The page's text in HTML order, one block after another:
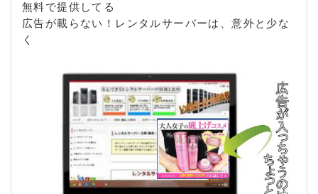
無料で提供してる
広告が載らない！レンタルサーバーは、意外と少な
く